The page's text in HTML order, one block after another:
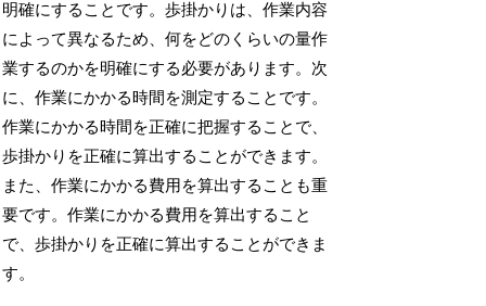
明確にすることです。歩掛かりは、作業内容
によって異なるため、何をどのくらいの量作
業するのかを明確にする必要があります。次
に、作業にかかる時間を測定することです。
作業にかかる時間を正確に把握することで、
歩掛かりを正確に算出することができます。
また、作業にかかる費用を算出することも重
要です。作業にかかる費用を算出すること
で、歩掛かりを正確に算出することができま
す。